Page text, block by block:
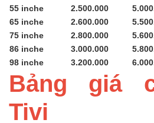
55 inche
2.500.000
65 inche
2.600.000
75 inche
2.800.000
86 inche
3.000.000
98 inche
3.200.000
Bảng giá
Tivi